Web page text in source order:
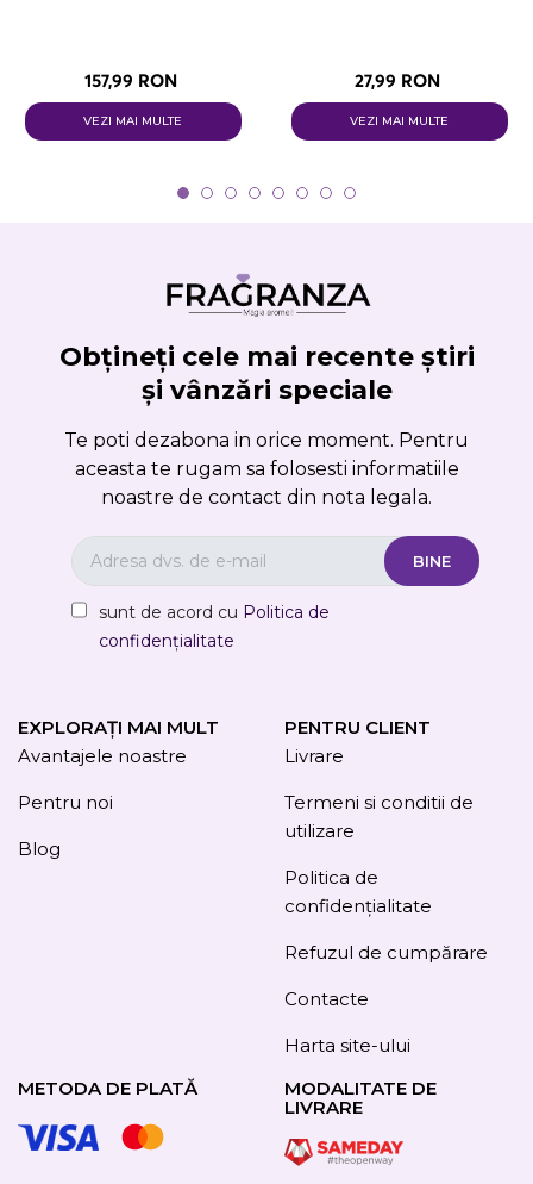
157,99 RON
VEZI MAI MULTE
27,99 RON
VEZI MAI MULTE
Obțineți cele mai recente știri
și vânzări speciale
Te poti dezabona in orice moment. Pentru
aceasta te rugam sa folosesti informatiile
noastre de contact din nota legala.
sunt de acord cu Politica de
confidențialitate
EXPLORAȚI MAI MULT
Avantajele noastre
Pentru noi
Blog
PENTRU CLIENT
Livrare
Termeni si conditii de
utilizare
Politica de
confidențialitate
Refuzul de cumpărare
Contacte
Harta site-ului
METODA DE PLATĂ
MODALITATE DE
LIVRARE